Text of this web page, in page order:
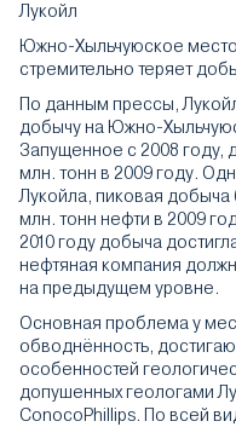
Лукойл
Южно-Хыльчуюское
стремительно теряет
По данным прессы,
добычу на Южно-
Запущенное с 2008 году,
млн. тонн в 2009 году.
Лукойла, пиковая добыча
млн. тонн нефти в 2009
2010 году добыча
нефтяная компания
на предыдущем уровне.
Основная проблема у
обводнённость,
особенностей
допушенных геологами
ConocoPhillips. По всей